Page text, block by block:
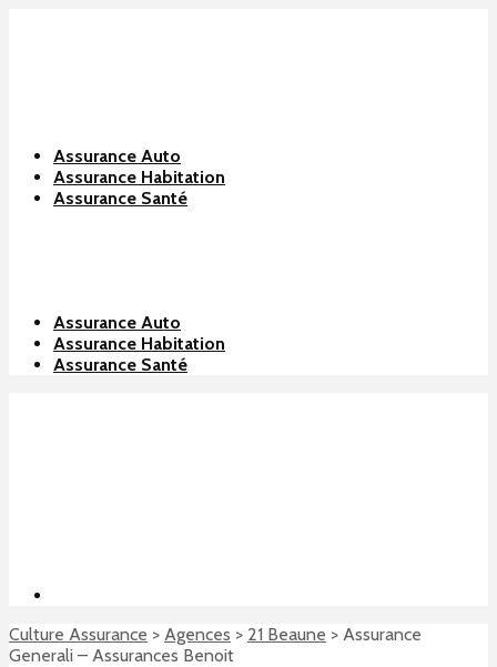
Assurance Auto
Assurance Habitation
Assurance Santé
Assurance Auto
Assurance Habitation
Assurance Santé
Culture Assurance > Agences > 21 Beaune > Assurance
Generali – Assurances Benoit